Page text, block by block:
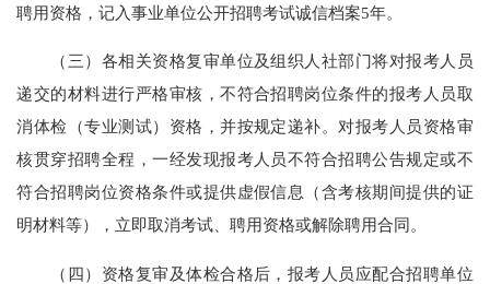
聘用资格，记入事业单位公开招聘考试诚信档案5年。
（三）各相关资格复审单位及组织人社部门将对报考人员
递交的材料进行严格审核，不符合招聘岗位条件的报考人员取
消体检（专业测试）资格，并按规定递补。对报考人员资格审
核贯穿招聘全程，一经发现报考人员不符合招聘公告规定或不
符合招聘岗位资格条件或提供虚假信息（含考核期间提供的证
明材料等），立即取消考试、聘用资格或解除聘用合同。
（四）资格复审及体检合格后，报考人员应配合招聘单位